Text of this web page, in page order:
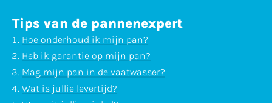
Tips van de pannenexpert
Hoe onderhoud ik mijn pan?
Heb ik garantie op mijn pan?
Mag mijn pan in de vaatwasser?
Wat is jullie levertijd?